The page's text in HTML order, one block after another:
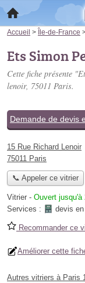
Accueil > Île-de-France
Ets Simon
Cette fiche présente
lenoir, 75011 Paris.
Demande de devis
15 Rue Richard Lenoir
75011 Paris
📞 Appeler ce vitrier
Vitrier - Ouvert jusqu'à
Services :
devis
Recommander ce
Améliorer cette
Autres vitriers à Paris